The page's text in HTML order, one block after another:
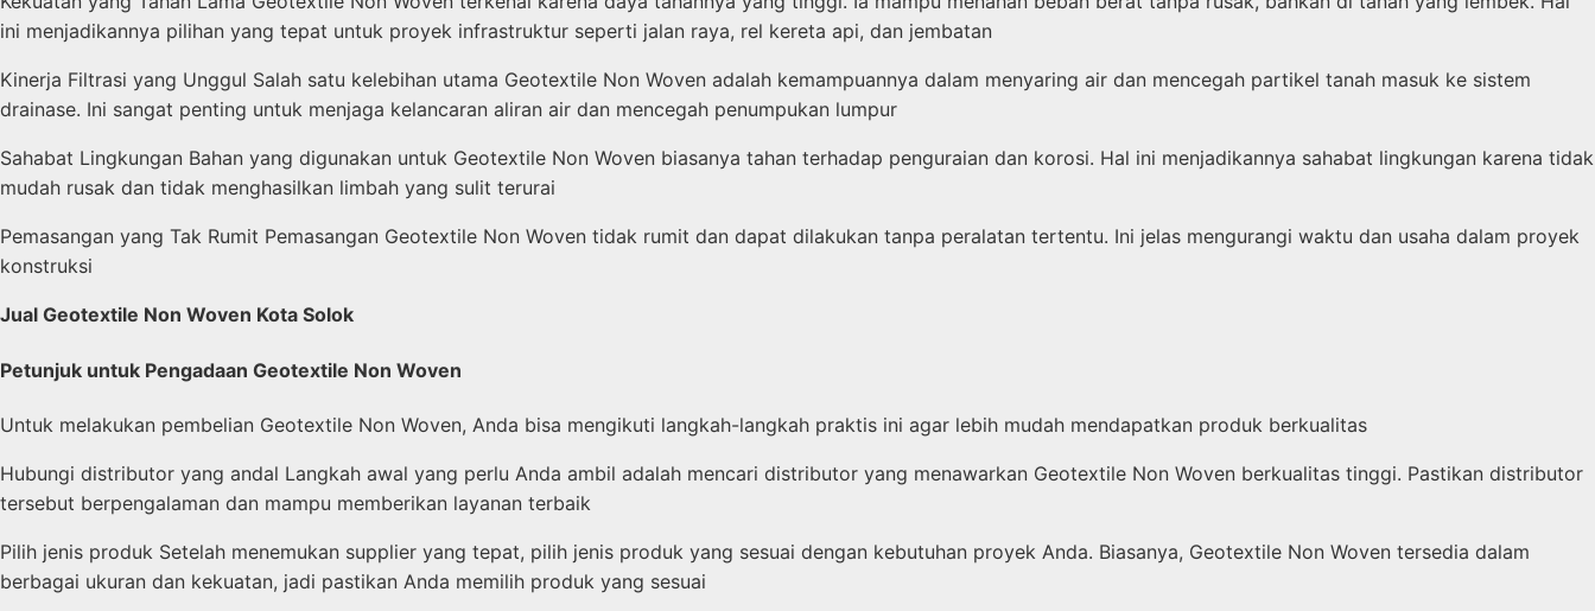
ini menjadikannya pilihan yang tepat untuk proyek infrastruktur seperti jalan raya, rel kereta api, dan jembatan
Kinerja Filtrasi yang Unggul Salah satu kelebihan utama Geotextile Non Woven adalah kemampuannya dalam menyaring air dan mencegah partikel tanah masuk ke sistem
drainase. Ini sangat penting untuk menjaga kelancaran aliran air dan mencegah penumpukan lumpur
Sahabat Lingkungan Bahan yang digunakan untuk Geotextile Non Woven biasanya tahan terhadap penguraian dan korosi. Hal ini menjadikannya sahabat lingkungan karena tidak
mudah rusak dan tidak menghasilkan limbah yang sulit terurai
Pemasangan yang Tak Rumit Pemasangan Geotextile Non Woven tidak rumit dan dapat dilakukan tanpa peralatan tertentu. Ini jelas mengurangi waktu dan usaha dalam proyek
konstruksi
Jual Geotextile Non Woven Kota Solok
Petunjuk untuk Pengadaan Geotextile Non Woven
Untuk melakukan pembelian Geotextile Non Woven, Anda bisa mengikuti langkah-langkah praktis ini agar lebih mudah mendapatkan produk berkualitas
Hubungi distributor yang andal Langkah awal yang perlu Anda ambil adalah mencari distributor yang menawarkan Geotextile Non Woven berkualitas tinggi. Pastikan distributor
tersebut berpengalaman dan mampu memberikan layanan terbaik
Pilih jenis produk Setelah menemukan supplier yang tepat, pilih jenis produk yang sesuai dengan kebutuhan proyek Anda. Biasanya, Geotextile Non Woven tersedia dalam
berbagai ukuran dan kekuatan, jadi pastikan Anda memilih produk yang sesuai